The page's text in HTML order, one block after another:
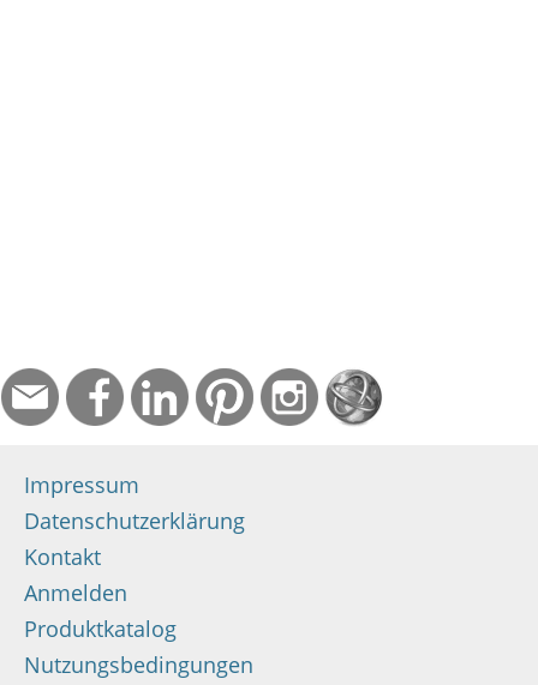
Impressum
Datenschutzerklärung
Kontakt
Anmelden
Produktkatalog
Nutzungsbedingungen